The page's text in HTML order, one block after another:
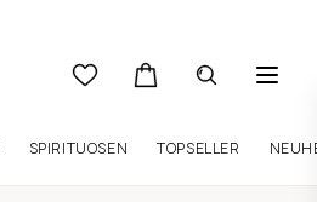
SPIRITUOSEN TOPSELLER